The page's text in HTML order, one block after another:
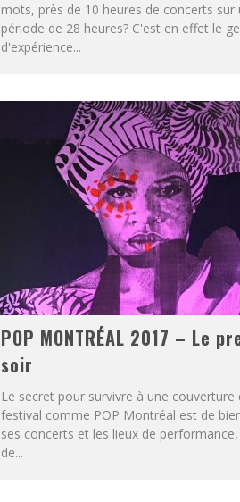
mots, près de 10 heures de concerts sur
période de 28 heures? C'est en effet le
d'expérience...
POP MONTRÉAL 2017 – Le
soir
Le secret pour survivre à une couverture
festival comme POP Montréal est de
ses concerts et les lieux de
de...